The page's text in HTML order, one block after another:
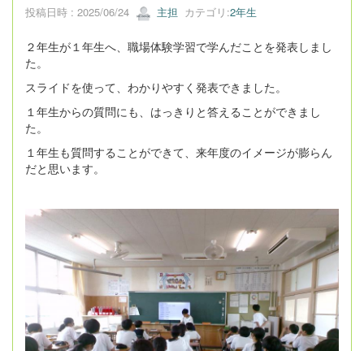
投稿日時 : 2025/06/24 主担 カテゴリ:2年生
２年生が１年生へ、職場体験学習で学んだことを発表しまし
た。
スライドを使って、わかりやすく発表できました。
１年生からの質問にも、はっきりと答えることができまし
た。
１年生も質問することができて、来年度のイメージが膨らん
だと思います。